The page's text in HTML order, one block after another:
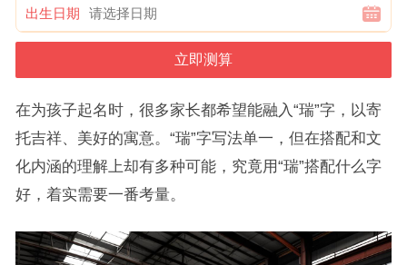
出生日期
在为孩子起名时，很多家长都希望能融入“瑞”字，以寄
托吉祥、美好的寓意。“瑞”字写法单一，但在搭配和文
化内涵的理解上却有多种可能，究竟用“瑞”搭配什么字
好，着实需要一番考量。